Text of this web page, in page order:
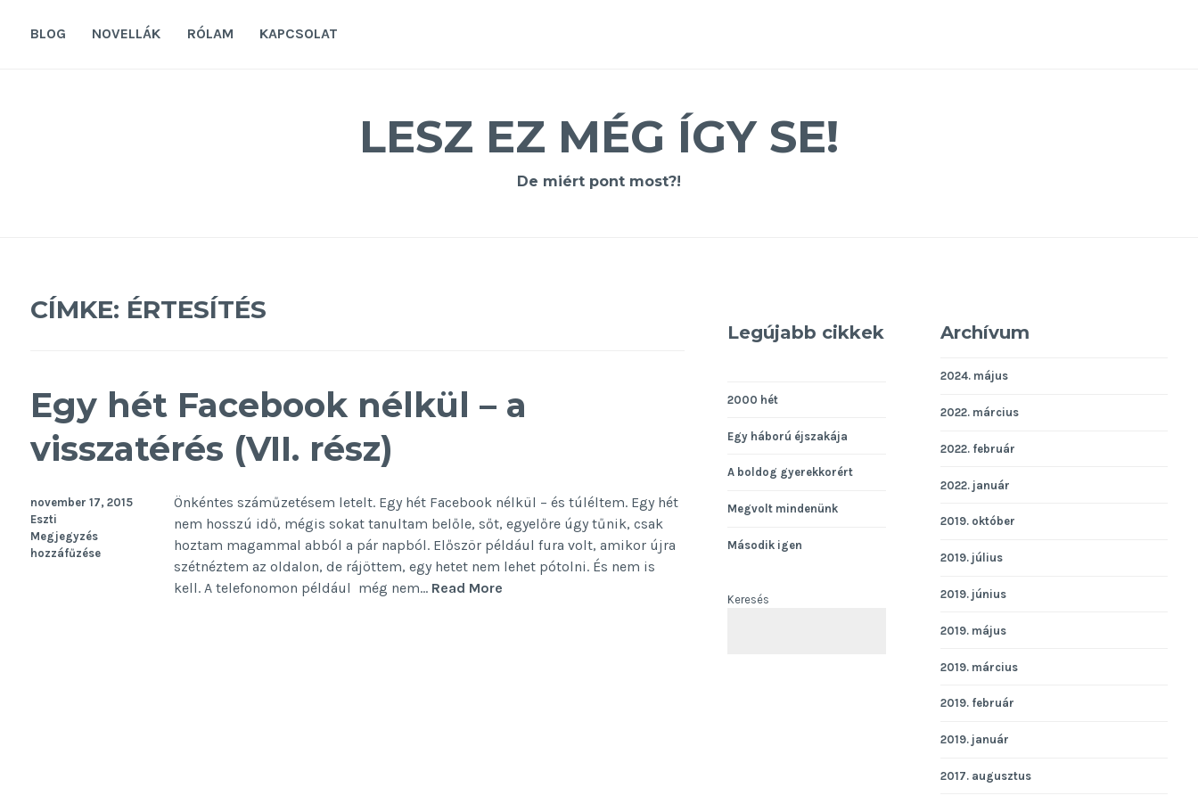
BLOG NOVELLÁK RÓLAM KAPCSOLAT
LESZ EZ MÉG ÍGY SE!
De miért pont most?!
CÍMKE: ÉRTESÍTÉS
Egy hét Facebook nélkül – a
visszatérés (VII. rész)
Önkéntes száműzetésem letelt. Egy hét Facebook nélkül – és túléltem. Egy hét
nem hosszú idő, mégis sokat tanultam belőle, sőt, egyelőre úgy tűnik, csak
hoztam magammal abból a pár napból. Először például fura volt, amikor újra
szétnéztem az oldalon, de rájöttem, egy hetet nem lehet pótolni. És nem is
kell. A telefonomon például még nem… Read More
november 17, 2015
Eszti
Megjegyzés
hozzáfűzése
Legújabb cikkek
2000 hét
Egy háború éjszakája
A boldog gyerekkorért
Megvolt mindenünk
Második igen
Keresés
KERESÉS
Archívum
2024. május
2022. március
2022. február
2022. január
2019. október
2019. július
2019. június
2019. május
2019. március
2019. február
2019. január
2017. augusztus